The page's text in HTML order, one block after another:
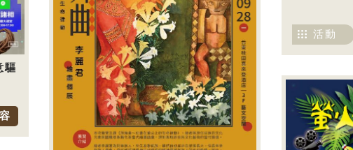
活動
驅